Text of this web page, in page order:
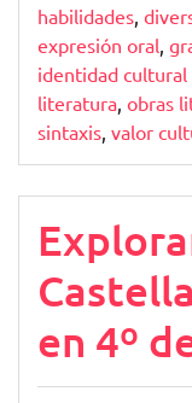
habilidades,
expresión oral,
identidad cultural
literatura, obras
sintaxis, valor
en 4º